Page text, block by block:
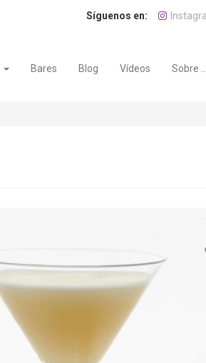
Bares Blog Vídeos Sobre ...